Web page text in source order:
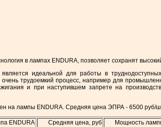
в лампах ENDURA, позволяет сохранят
идеальной для работы в
очень трудоемкий процесс, например для
и при наступившем запрете на
на лампы ENDURA. Средняя цена ЭПРА - 6500 руб/
ENDURA Средняя цена, руб Мощность